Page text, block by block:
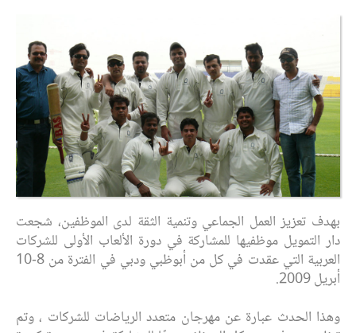
بهدف تعزيز العمل الجماعي وتنمية الثقة لدى الموظفين، شجعت
دار التمويل موظفيها للمشاركة في دورة الألعاب الأولى للشركات
العربية التي عقدت في كل من أبوظبي ودبي في الفترة من 8-10
أبريل 2009.
وهذا الحدث عبارة عن مهرجان متعدد الرياضات للشركات ، وتم